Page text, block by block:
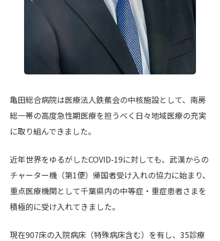
亀田総合病院は医療法人鉄蕉会の中核施設として、南房
総一帯の高度急性期医療を担うべく日々地域医療の充実
に取り組んできました。
近年世界をゆるがしたCOVID-19に対しても、武漢からの
チャーター機（第1便）帰国者受け入れの協力に始まり、
重点医療機関として千葉県内の中等症・重症患者さまを
積極的に受け入れてきました。
現在907床の入院病床（特殊病床含む）を有し、35診療